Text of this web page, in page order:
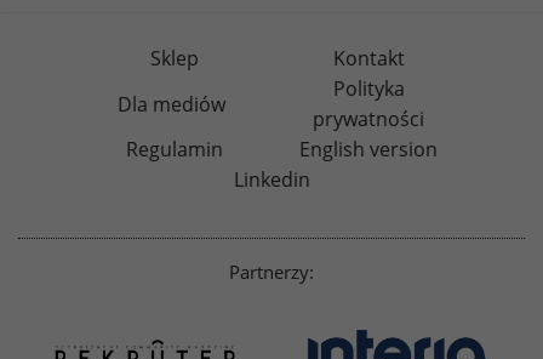
Sklep
Kontakt
Dla mediów
Polityka
prywatności
Regulamin
English version
Linkedin
Partnerzy: